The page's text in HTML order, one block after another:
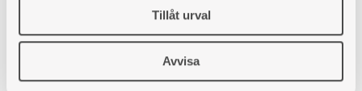
Tillåt urval
Avvisa
1 423kr